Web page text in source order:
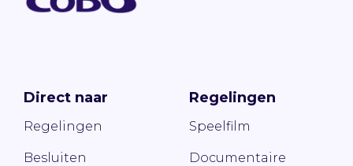
Direct naar
Regelingen
Besluiten
Regelingen
Speelfilm
Documentaire